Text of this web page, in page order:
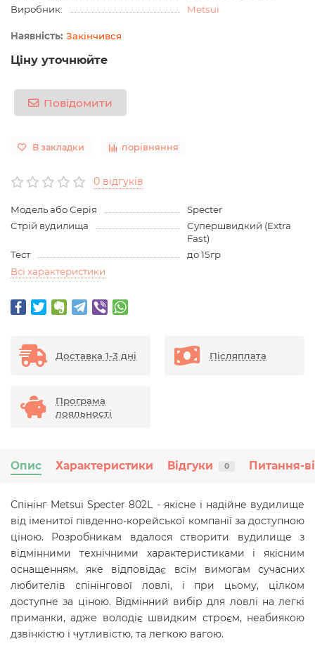
Виробник:
Metsui
Закінчився
Ціну уточнюйте
Повідомити
В закладки порівняння
0 відгуків
Модель або Серія
Specter
Стрій вудилища
Супершвидкий (Extra
Fast)
Тест
до 15гр
Всі характеристики
Доставка 1-3 дні Післяплата
Програма
лояльності
Опис Характеристики Відгуки 0 Питання-
Спінінг Metsui Specter 802L - якісне і надійне вудилище
від іменитої південно-корейської компанії за доступною
ціною. Розробникам вдалося створити вудилище з
відмінними технічними характеристиками і якісним
оснащенням, яке відповідає всім вимогам сучасних
любителів спінінгової ловлі, і при цьому, цілком
доступне за ціною. Відмінний вибір для ловлі на легкі
приманки, адже володіє швидким строєм, неабиякою
дзвінкістю і чутливістю, та легкою вагою.